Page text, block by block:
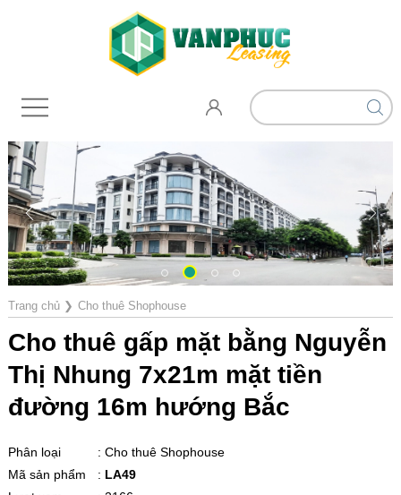
Trang chủ❯ Cho thuê Shophouse
Cho thuê gấp mặt bằng Nguyễn
Thị Nhung 7x21m mặt tiền
đường 16m hướng Bắc
Phân loại
: Cho thuê Shophouse
Mã sản phẩm
: LA49